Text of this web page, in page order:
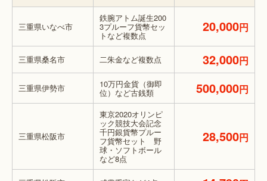
三重県いなべ市
鉄腕アトム誕生200
3プルーフ貨幣セッ
トなど複数点
20,000円
三重県桑名市 二朱金など複数点 32,000円
三重県伊勢市 10万円金貨（御即
位）など古銭類 500,000円
三重県松阪市
東京2020オリンピ
ック競技大会記念
千円銀貨幣プルー
フ貨幣セット 野
球・ソフトボール
など8点
28,500円